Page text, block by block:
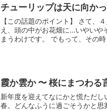
チューリップは天に向か
【この話題のポイント】 さて、
え、頭の中がお花畑に…いやいや
まうわけです。 でもって、その
霞か雲か 〜 桜にまつわる
新年度を迎えてなにかと慌ただ
春。どんなふうに過ごそうかと